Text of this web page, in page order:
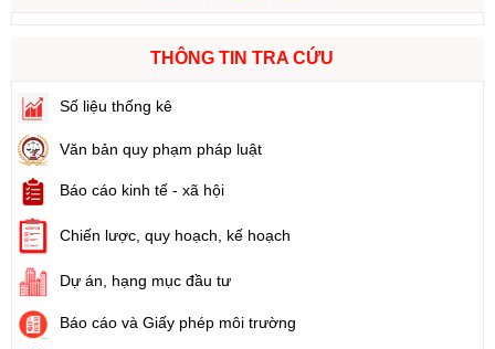
THÔNG TIN TRA CỨU
Số liệu thống kê
Văn bản quy phạm pháp luật
Báo cáo kinh tế - xã hội
Chiến lược, quy hoạch, kế hoạch
Dự án, hạng mục đầu tư
Báo cáo và Giấy phép môi trường